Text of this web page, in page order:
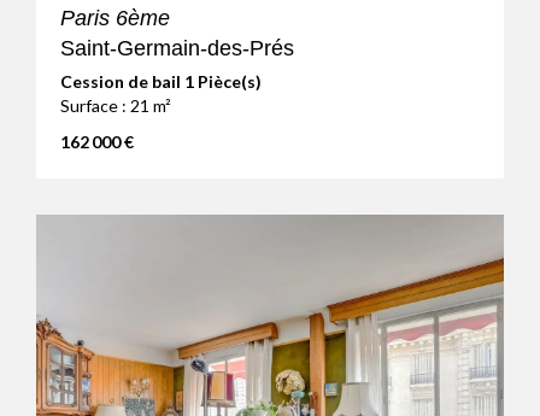
Paris 6ème
Saint-Germain-des-Prés
Cession de bail 1 Pièce(s)
Surface : 21 m²
162 000 €